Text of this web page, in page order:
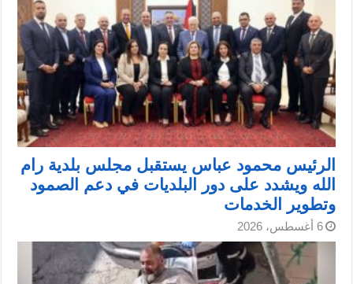
الرئيس محمود عباس يستقبل مجلس بلدية رام
الله ويشدد على دور البلديات في دعم الصمود
وتطوير الخدمات
6 أغسطس، 2026